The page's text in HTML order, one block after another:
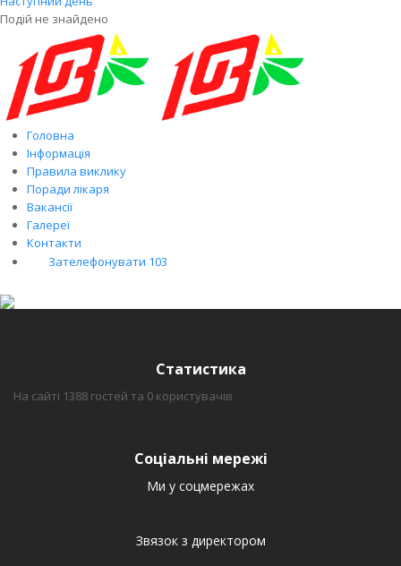
Подій не знайдено
Головна
Інформація
Правила виклику
Поради лікаря
Вакансії
Галереї
Контакти
Зателефонувати 103
Статистика
На сайті 1388 гостей та 0 користувачів
Соціальні мережі
Ми у соцмережах
Звязок з директором